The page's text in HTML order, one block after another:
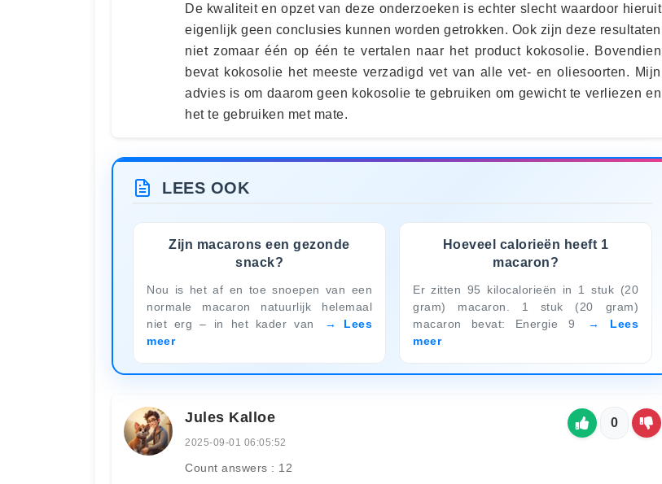
De kwaliteit en opzet van deze onderzoeken is echter slecht waardoor hieruit
eigenlijk geen conclusies kunnen worden getrokken. Ook zijn deze resultaten
niet zomaar één op één te vertalen naar het product kokosolie. Bovendien
bevat kokosolie het meeste verzadigd vet van alle vet- en oliesoorten. Mijn
advies is om daarom geen kokosolie te gebruiken om gewicht te verliezen en
het te gebruiken met mate.
LEES OOK
Zijn macarons een gezonde
snack?
Nou is het af en toe snoepen van een
normale macaron natuurlijk helemaal
niet erg – in het kader van
Lees
meer
Hoeveel calorieën heeft 1
macaron?
Er zitten 95 kilocalorieën in 1 stuk (20
gram) macaron. 1 stuk (20 gram)
macaron bevat: Energie 9
Lees
meer
Jules Kalloe
2025-09-01 06:05:52
Count answers : 12
0